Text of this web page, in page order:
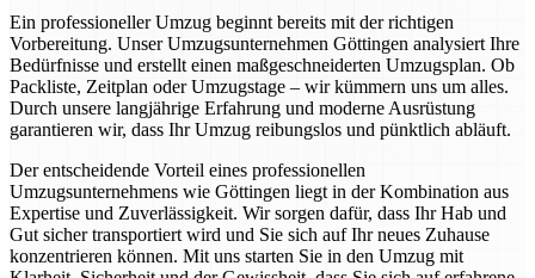
Ein professioneller Umzug beginnt bereits mit der richtigen
Vorbereitung. Unser Umzugsunternehmen Göttingen analysiert Ihre
Bedürfnisse und erstellt einen maßgeschneiderten Umzugsplan. Ob
Packliste, Zeitplan oder Umzugstage – wir kümmern uns um alles.
Durch unsere langjährige Erfahrung und moderne Ausrüstung
garantieren wir, dass Ihr Umzug reibungslos und pünktlich abläuft.
Der entscheidende Vorteil eines professionellen
Umzugsunternehmens wie Göttingen liegt in der Kombination aus
Expertise und Zuverlässigkeit. Wir sorgen dafür, dass Ihr Hab und
Gut sicher transportiert wird und Sie sich auf Ihr neues Zuhause
konzentrieren können. Mit uns starten Sie in den Umzug mit